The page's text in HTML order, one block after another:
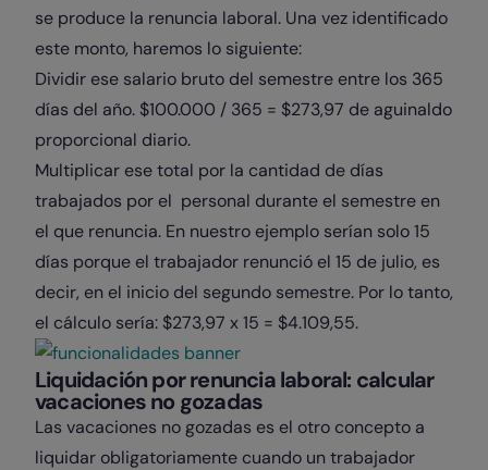
se produce la renuncia laboral. Una vez identificado
este monto, haremos lo siguiente:
Dividir ese salario bruto del semestre entre los 365
días del año. $100.000 / 365 = $273,97 de aguinaldo
proporcional diario.
Multiplicar ese total por la cantidad de días
trabajados por el personal durante el semestre en
el que renuncia. En nuestro ejemplo serían solo 15
días porque el trabajador renunció el 15 de julio, es
decir, en el inicio del segundo semestre. Por lo tanto,
el cálculo sería: $273,97 x 15 = $4.109,55.
Liquidación por renuncia laboral: calcular
vacaciones no gozadas
Las vacaciones no gozadas es el otro concepto a
liquidar obligatoriamente cuando un trabajador